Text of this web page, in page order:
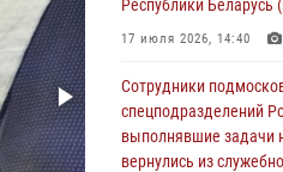
01 августа 2026, 17:57
подозреваемого в
Подмосковье
31 июля 2026, 13:00
Республики Беларусь
17 июля 2026, 14:40
Сотрудники
спецподразделений
выполнявшие задачи
вернулись из